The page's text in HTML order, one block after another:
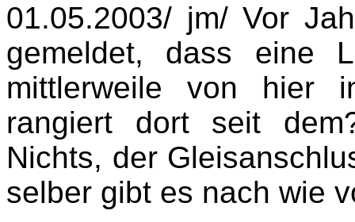
01.05.2003/ jm/ Vor
gemeldet, dass eine
mittlerweile von hier
rangiert dort seit
Nichts, der
selber gibt es nach wie